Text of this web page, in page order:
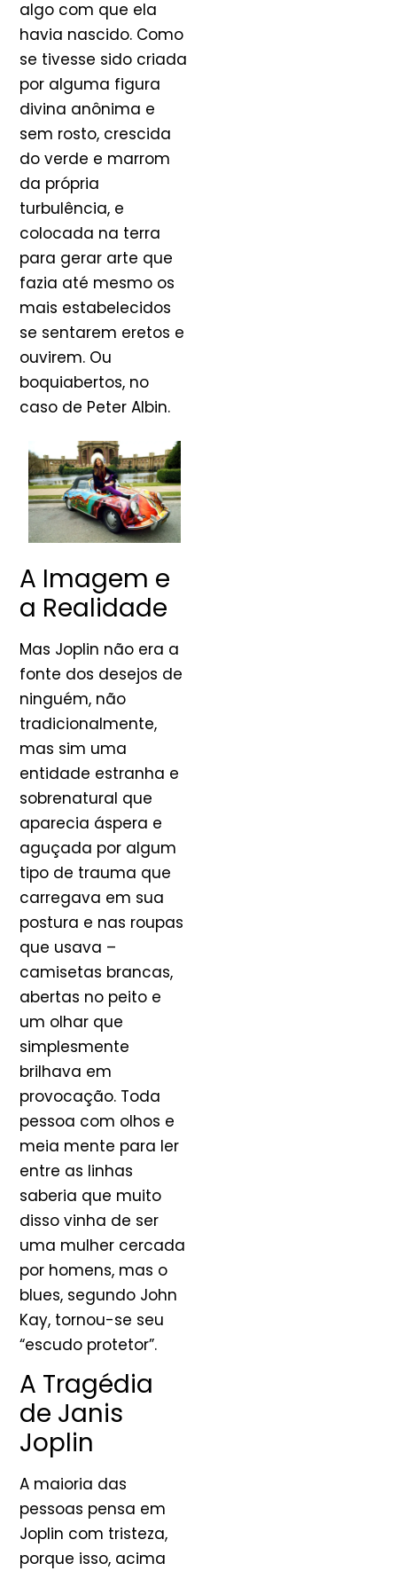
algo com que ela
havia nascido. Como
se tivesse sido criada
por alguma figura
divina anônima e
sem rosto, crescida
do verde e marrom
da própria
turbulência, e
colocada na terra
para gerar arte que
fazia até mesmo os
mais estabelecidos
se sentarem eretos e
ouvirem. Ou
boquiabertos, no
caso de Peter Albin.
A Imagem e
a Realidade
Mas Joplin não era a
fonte dos desejos de
ninguém, não
tradicionalmente,
mas sim uma
entidade estranha e
sobrenatural que
aparecia áspera e
aguçada por algum
tipo de trauma que
carregava em sua
postura e nas roupas
que usava –
camisetas brancas,
abertas no peito e
um olhar que
simplesmente
brilhava em
provocação. Toda
pessoa com olhos e
meia mente para ler
entre as linhas
saberia que muito
disso vinha de ser
uma mulher cercada
por homens, mas o
blues, segundo John
Kay, tornou-se seu
“escudo protetor”.
A Tragédia
de Janis
Joplin
A maioria das
pessoas pensa em
Joplin com tristeza,
porque isso, acima